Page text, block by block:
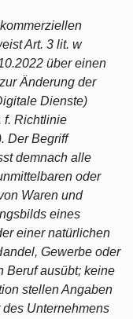
Art. 3 lit. w
über einen
Änderung der
Dienste)
f. Richtlinie
Der Begriff
demnach alle
oder
Waren und
eines
einer natürlichen
Gewerbe oder
Beruf ausübt; keine
stellen Angaben
Unternehmens